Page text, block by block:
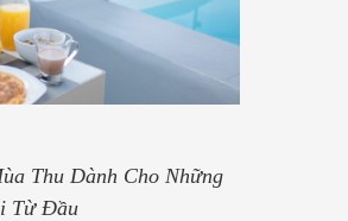
Thu Dành Cho Những
Từ Đầu